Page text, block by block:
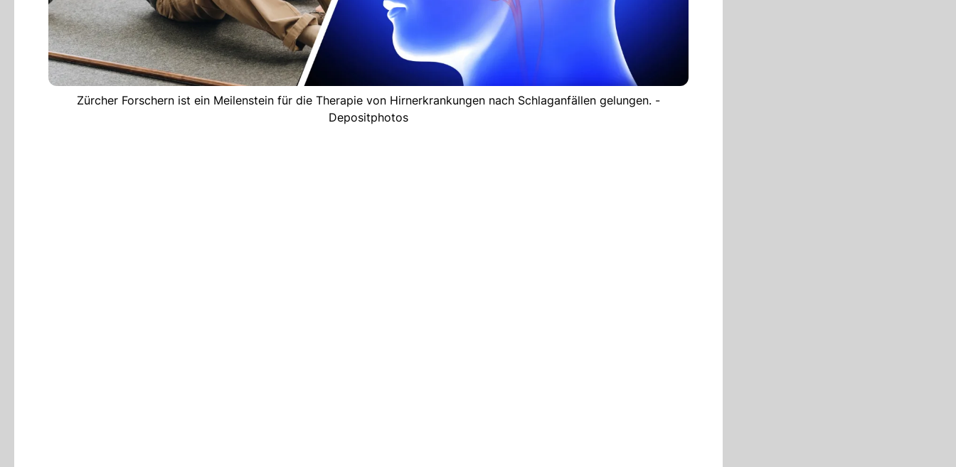
Zürcher Forschern ist ein Meilenstein für die Therapie von Hirnerkrankungen nach Schlaganfällen gelungen. -
Depositphotos